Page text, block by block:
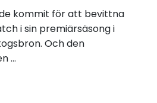
kommit för att bevittna
i sin premiärsäsong i
Och den
...